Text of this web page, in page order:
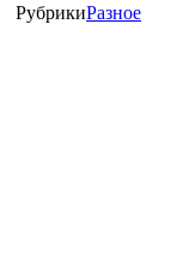
РубрикиРазное